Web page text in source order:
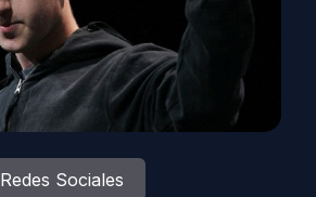
Redes Sociales